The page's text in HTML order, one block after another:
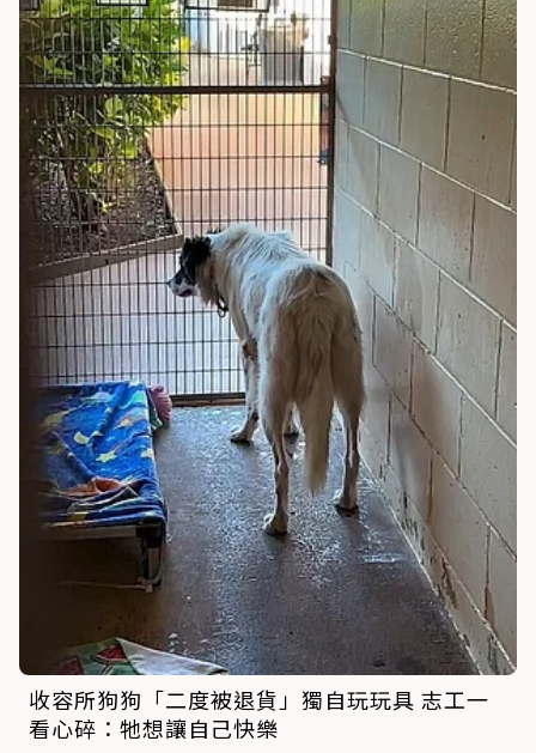
收容所狗狗「二度被退貨」獨自玩玩具 志工一
看心碎：牠想讓自己快樂